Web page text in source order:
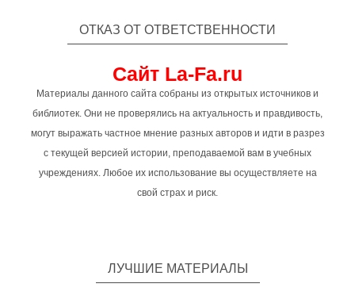
ОТКАЗ ОТ ОТВЕТСТВЕННОСТИ
Сайт La-Fa.ru
Материалы данного сайта собраны из открытых источников и
библиотек. Они не проверялись на актуальность и правдивость,
могут выражать частное мнение разных авторов и идти в разрез
с текущей версией истории, преподаваемой вам в учебных
учреждениях. Любое их использование вы осуществляете на
свой страх и риск.
ЛУЧШИЕ МАТЕРИАЛЫ